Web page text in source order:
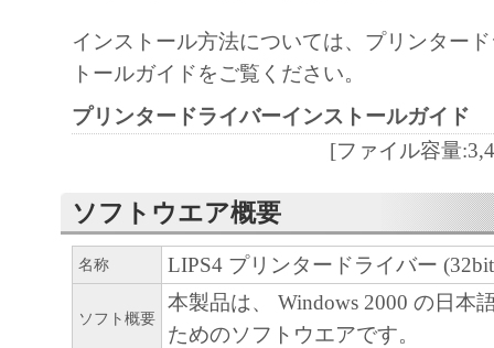
損害を言います。）について、適用法で認
一切の責任を負わないものとします。たと
キヤノンのライセンサー、キヤノンの子会
関連会社、それらの販売代理店または販売
(3) キヤノン、キヤノンのライセンサー、
社、キヤノンの関連会社、それらの販売代
店のいずれも、「本ソフトウェア」、また
ェア」の使用に起因または関連してお客様
に生じたいかなる紛争についても、一切責
インストール方法については、プリンター
トールガイドをご覧ください。
プリンタードライバーインストールガイド
[ファイル容量
ソフトウエア概要
名称 LIPS4 プリンタードライバー
ソフト概要
本製品は、 Windows 2000 の日本
ためのソフトウエアです。